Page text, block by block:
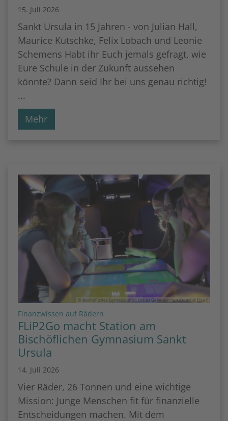
15. Juli 2026
Sankt Ursula in 15 Jahren - von Julian Hall,
Maurice Kutschke, Felix Lobach und Leonie
Schemens Habt ihr Euch jemals gefragt, wie
Eure Schule in der Zukunft aussehen
könnte? Dann seid Ihr bei uns genau richtig!
...
Mehr
© Bischöfliches Gymnasium St. Ursula Geilenkirchen (Dominik Esser)
Finanzwissen auf Rädern
FLiP2Go macht Station am
Bischöflichen Gymnasium Sankt
Ursula
14. Juli 2026
Vier Räder, 26 Tonnen und eine wichtige
Mission: Junge Menschen fit für finanzielle
Entscheidungen machen. Mit dem